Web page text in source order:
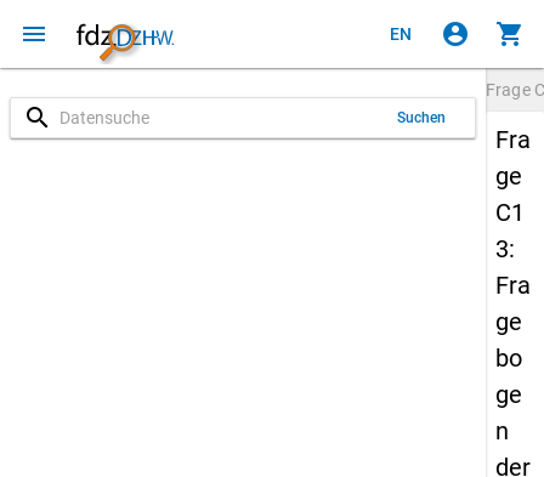
menu EN account_circle shopping_cart
search Suchen
Frage
Fra
ge
C1
3:
Fra
ge
bo
ge
n
der